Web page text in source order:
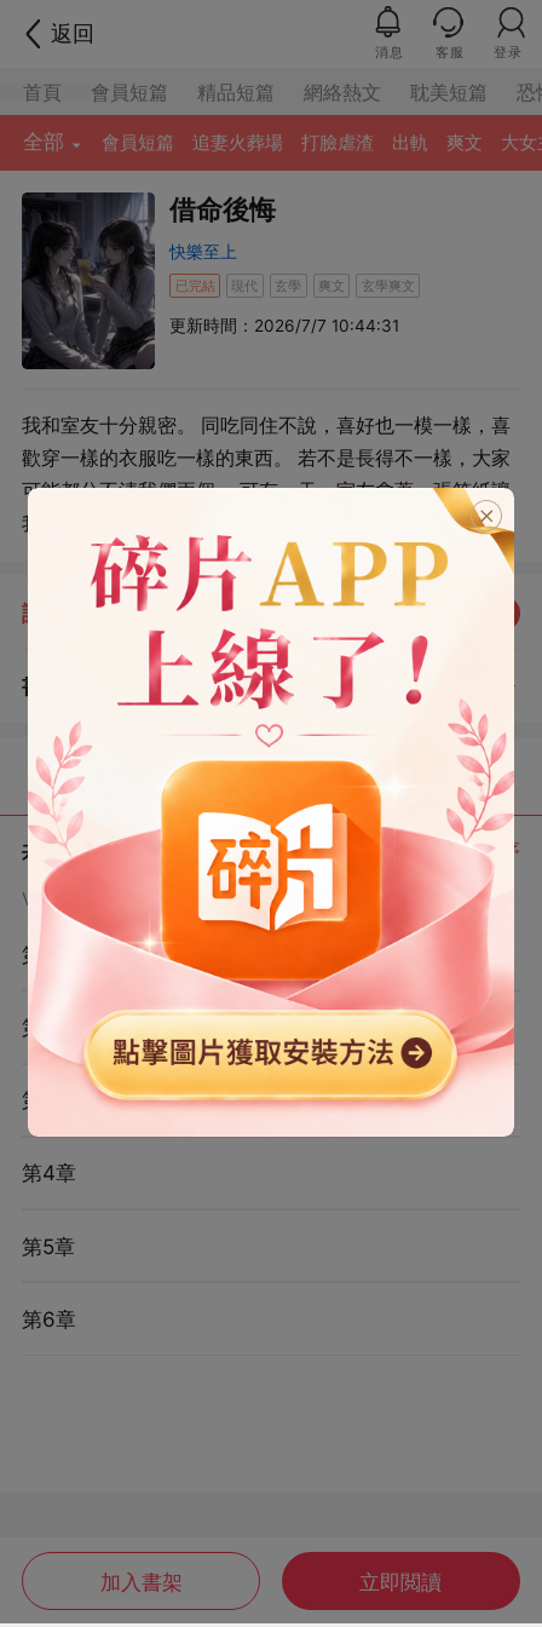
返回
消息 客服 登录
首頁 會員短篇 精品短篇 網絡熱文 耽美短篇 恐
全部 會員短篇 追妻火葬場 打臉虐渣 出軌 爽文 大女
借命後悔
快樂至上
已完結 現代 玄學 爽文 玄學爽文
更新時間：2026/7/7 10:44:31
我和室友十分親密。 同吃同住不說，喜好也一模一樣，喜
歡穿一樣的衣服吃一樣的東西。 若不是長得不一樣，大家
可能都分不清我們兩個。 可有一天，室友拿著一張符紙讓
我簽名。 說是特意給我求的，保平安，我們倆一人一張。
我沒接，平靜地看著她。 「你確定要借我的命嗎？」 我的
命，借了就還不回了。
加入書架 立即閲讀
評分： 4.8
書評 查看評論
共 6 章 正序
VIP章節可通過金幣購買提前點讀
第1章
第2章
第3章
第4章
第5章
第6章